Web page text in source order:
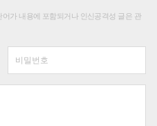
가 내용에 포함되거나 인신공격성 글은 관